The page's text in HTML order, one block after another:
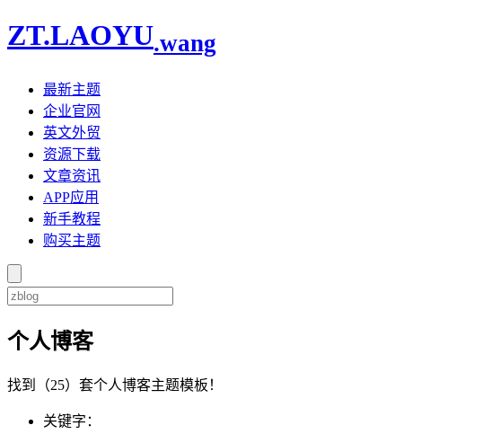
ZT.LAOYU.wang
最新主题
企业官网
英文外贸
资源下载
文章资讯
APP应用
新手教程
购买主题
个人博客
找到（25）套个人博客主题模板！
关键字：